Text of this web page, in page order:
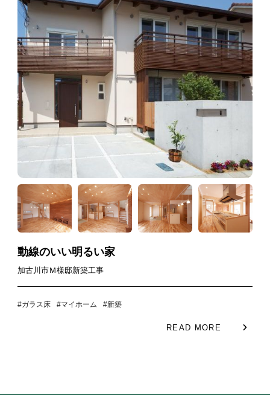
動線のいい明るい家
加古川市Ｍ様邸新築工事
#ガラス床 #マイホーム #新築
READ MORE